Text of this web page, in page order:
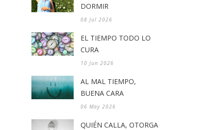
DORMIR
08 Jul 2026
EL TIEMPO TODO LO
CURA
10 Jun 2026
AL MAL TIEMPO,
BUENA CARA
06 May 2026
QUIÉN CALLA, OTORGA